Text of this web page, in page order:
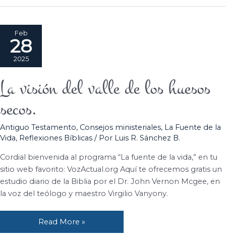
Feb
28
2025
La visión del valle de los huesos
secos.
Antiguo Testamento, Consejos ministeriales, La Fuente de la
Vida, Reflexiones Bíblicas / Por Luis R. Sánchez B.
Cordial bienvenida al programa “La fuente de la vida,” en tu
sitio web favorito: VozActual.org Aquí te ofrecemos gratis un
estudio diario de la Biblia por el Dr. John Vernon Mcgee, en
la voz del teólogo y maestro Virgilio Vanyony.
La
visión
de
huesos
secos.
Read More »